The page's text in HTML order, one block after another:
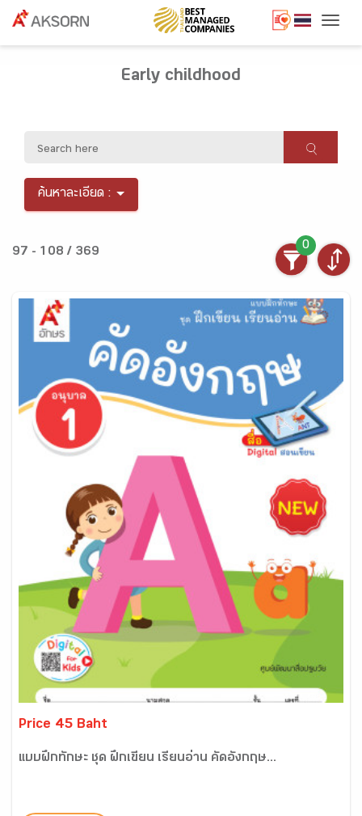
Early childhood
ค้นหาละเอียด :
97 - 108 / 369
0
Price 45 Baht
แบบฝึกทักษะ ชุด ฝึกเขียน เรียนอ่าน คัดอังกฤษ...